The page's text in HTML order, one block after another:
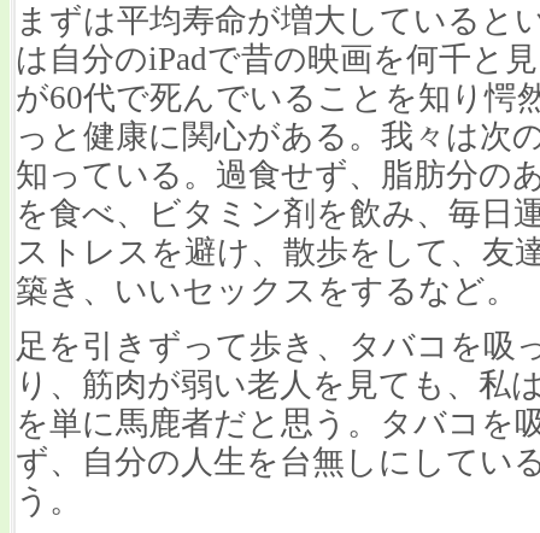
まずは平均寿命が増大していると
は自分のiPadで昔の映画を何千と
が60代で死んでいることを知り愕
っと健康に関心がある。我々は次
知っている。過食せず、脂肪分の
を食べ、ビタミン剤を飲み、毎日
ストレスを避け、散歩をして、友
築き、いいセックスをするなど。
足を引きずって歩き、タバコを吸
り、筋肉が弱い老人を見ても、私
を単に馬鹿者だと思う。タバコを
ず、自分の人生を台無しにしてい
う。